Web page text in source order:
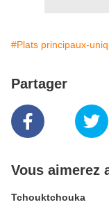
#Plats principaux-
Partager
Vous aimerez
Tchouktchouka